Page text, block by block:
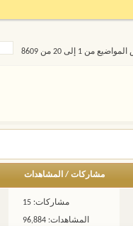
من 1 إلى 20 من 8609
مشاركات/ المشاهدات
مشاركات: 15
المشاهدات: 96,884